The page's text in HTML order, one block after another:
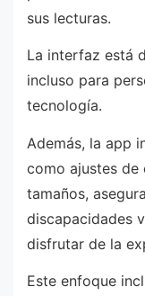
sus lecturas.
La interfaz está
incluso para
tecnología.
Además, la app
como ajustes
tamaños,
discapacidades
disfrutar de la
Este enfoque